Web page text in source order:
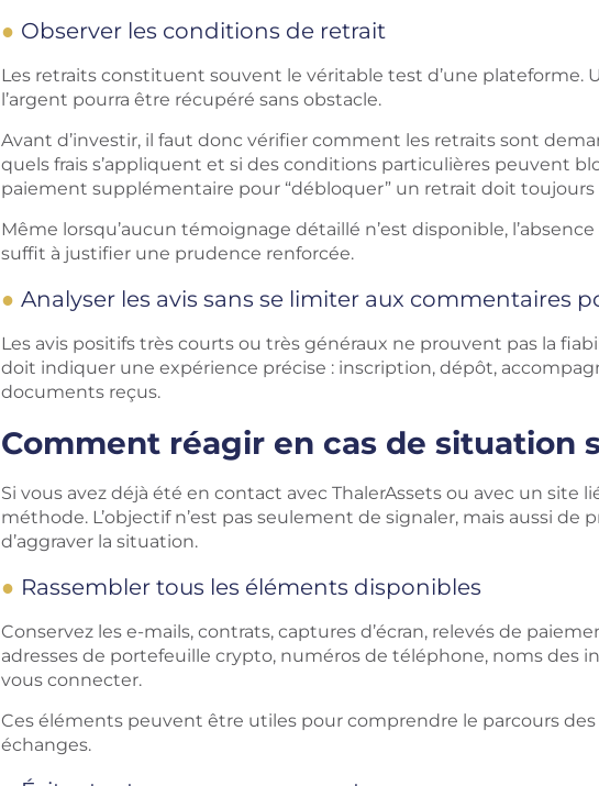
Observer les conditions de retrait
Les retraits constituent souvent le véritable test d’une plateforme.
l’argent pourra être récupéré sans obstacle.
Avant d’investir, il faut donc vérifier comment les retraits sont
quels frais s’appliquent et si des conditions particulières peuvent
paiement supplémentaire pour “débloquer” un retrait doit toujours
Même lorsqu’aucun témoignage détaillé n’est disponible,
suffit à justifier une prudence renforcée.
Analyser les avis sans se limiter aux commentaires
Les avis positifs très courts ou très généraux ne prouvent pas la
doit indiquer une expérience précise : inscription, dépôt,
documents reçus.
Comment réagir en cas de situation
Si vous avez déjà été en contact avec ThalerAssets ou avec un site
méthode. L’objectif n’est pas seulement de signaler, mais aussi de
d’aggraver la situation.
Rassembler tous les éléments disponibles
Conservez les e-mails, contrats, captures d’écran, relevés de
adresses de portefeuille crypto, numéros de téléphone, noms des
vous connecter.
Ces éléments peuvent être utiles pour comprendre le parcours
échanges.